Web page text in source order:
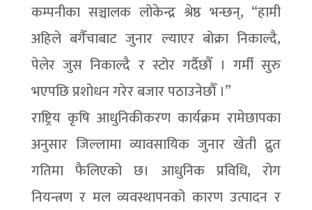
कम्पनीका सञ्चालक लोकेन्द्र श्रेष्ठ भन्छन्, “हामी
अहिले बगैँचाबाट जुनार ल्याएर बोक्रा निकाल्दै,
पेलेर जुस निकाल्दै र स्टोर गर्दैछौँ । गर्मी सुरु
भएपछि प्रशोधन गरेर बजार पठाउनेछौँ ।”
राष्ट्रिय कृषि आधुनिकीकरण कार्यक्रम रामेछापका
अनुसार जिल्लामा व्यावसायिक जुनार खेती द्रुत
गतिमा फैलिएको छ। आधुनिक प्रविधि, रोग
नियन्त्रण र मल व्यवस्थापनको कारण उत्पादन र